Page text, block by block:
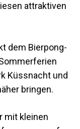
attraktiven
dem Bierpong-
Küssnacht und
bringen.
mit kleinen